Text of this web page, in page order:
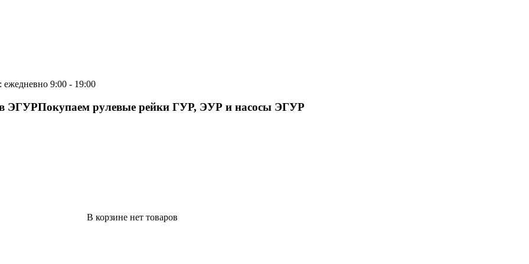
9:00 - 19:00
ЭГУРПокупаем рулевые рейки ГУР, ЭУР и насосы ЭГУР
В корзине нет товаров